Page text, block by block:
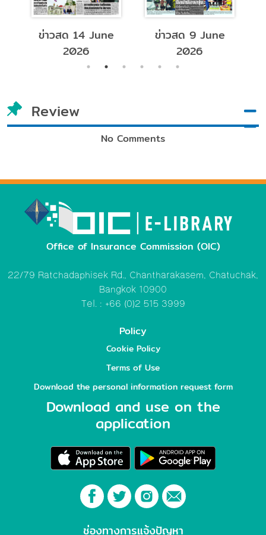
ด 9 June
การเงินธนาคาร
มติชนรายวั
Review
No Comments
Office of Insurance Commission (OIC)
22/79 Ratchadaphisek Rd., Chantharakasem, Chatuchak,
Bangkok 10900
Tel. : +66 (0)2 515 3999
Policy
Cookie Policy
Terms of Use
Download the personal information request form
Download and use on the
application
ช่องทางการแจ้งปัญหา